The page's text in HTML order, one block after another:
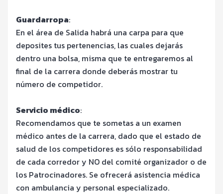
Guardarropa:
En el área de Salida habrá una carpa para que
deposites tus pertenencias, las cuales dejarás
dentro una bolsa, misma que te entregaremos al
final de la carrera donde deberás mostrar tu
número de competidor.
Servicio médico:
Recomendamos que te sometas a un examen
médico antes de la carrera, dado que el estado de
salud de los competidores es sólo responsabilidad
de cada corredor y NO del comité organizador o de
los Patrocinadores. Se ofrecerá asistencia médica
con ambulancia y personal especializado.